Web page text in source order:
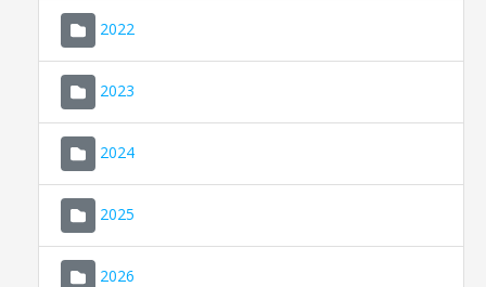
2022
2023
2024
2025
2026